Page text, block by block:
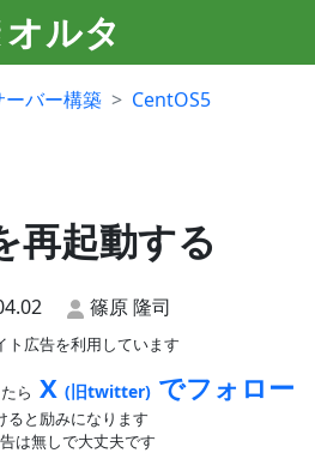
オルタ
ーバー構築
CentOS5
再起動する
篠原 隆司
ト広告を利用しています
ら X (旧twitter) でフォロー
ると励みになります
は無しで大丈夫です